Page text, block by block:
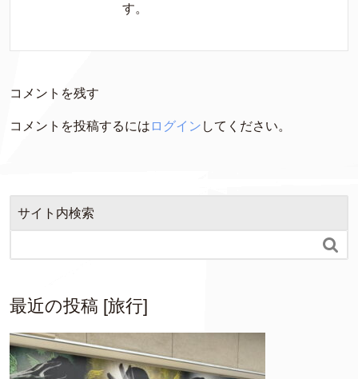
す。
コメントを残す
コメントを投稿するには ログイン してください。
サイト内検索

最近の投稿 [旅行]